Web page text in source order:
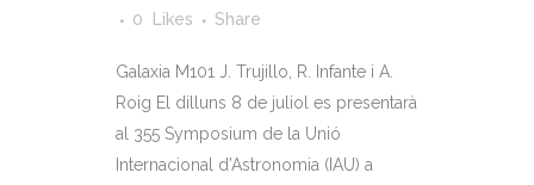
0
Likes Share
Galaxia M101 J. Trujillo, R. Infante i A.
Roig El dilluns 8 de juliol es presentarà
al 355 Symposium de la Unió
Internacional d’Astronomia (IAU) a